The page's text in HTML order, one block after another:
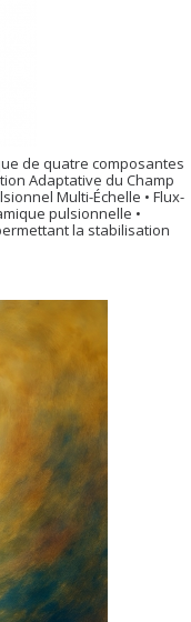
de quatre composantes
Adaptative du Champ
Multi-Échelle • Flux-
pulsionnelle •
la stabilisation